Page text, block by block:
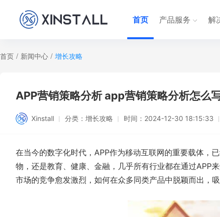
首页 产品服务 解
首页 / 新闻中心 / 增长攻略
APP营销策略分析 app营销策略分析怎么
Xinstall 分类： 增长攻略 时间： 2024-12-30 18:15:33
在当今的数字化时代，APP作为移动互联网的重要载体，
物，还是教育、健康、金融，几乎所有行业都在通过APP
市场的竞争愈发激烈，如何在众多同类产品中脱颖而出，